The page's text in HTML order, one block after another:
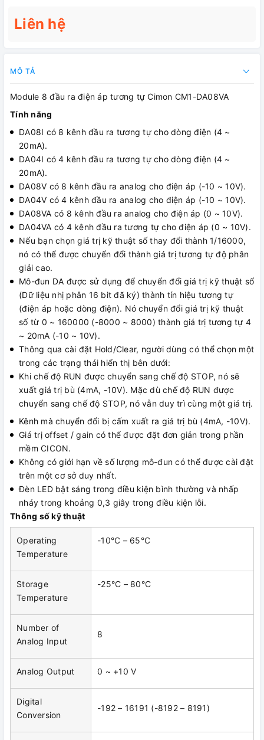
Liên hệ
MÔ TẢ
Module 8 đầu ra điện áp tương tự Cimon CM1-DA08VA
Tính năng
DA08I có 8 kênh đầu ra tương tự cho dòng điện (4 ~
20mA).
DA04I có 4 kênh đầu ra tương tự cho dòng điện (4 ~
20mA).
DA08V có 8 kênh đầu ra analog cho điện áp (-10 ~ 10V).
DA04V có 4 kênh đầu ra analog cho điện áp (-10 ~ 10V).
DA08VA có 8 kênh đầu ra analog cho điện áp (0 ~ 10V).
DA04VA có 4 kênh đầu ra tương tự cho điện áp (0 ~ 10V).
Nếu bạn chọn giá trị kỹ thuật số thay đổi thành 1/16000,
nó có thể được chuyển đổi thành giá trị tương tự độ phân
giải cao.
Mô-đun DA được sử dụng để chuyển đổi giá trị kỹ thuật số
(Dữ liệu nhị phân 16 bit đã ký) thành tín hiệu tương tự
(điện áp hoặc dòng điện). Nó chuyển đổi giá trị kỹ thuật
số từ 0 ~ 160000 (-8000 ~ 8000) thành giá trị tương tự 4
~ 20mA (-10 ~ 10V).
Thông qua cài đặt Hold/Clear, người dùng có thể chọn một
trong các trạng thái hiển thị bên dưới:
Khi chế độ RUN được chuyển sang chế độ STOP, nó sẽ
xuất giá trị bù (4mA, -10V). Mặc dù chế độ RUN được
chuyển sang chế độ STOP, nó vẫn duy trì cùng một giá trị.
Kênh mà chuyển đổi bị cấm xuất ra giá trị bù (4mA, -10V).
Giá trị offset / gain có thể được đặt đơn giản trong phần
mềm CICON.
Không có giới hạn về số lượng mô-đun có thể được cài đặt
trên một cơ sở duy nhất.
Đèn LED bật sáng trong điều kiện bình thường và nhấp
nháy trong khoảng 0,3 giây trong điều kiện lỗi.
Thông số kỹ thuật
Operating
Temperature
-10°C – 65°C
Storage
Temperature
-25°C – 80°C
Number of
Analog Input
8
Analog Output 0 ~ +10 V
Digital
Conversion
-192 – 16191 (-8192 – 8191)